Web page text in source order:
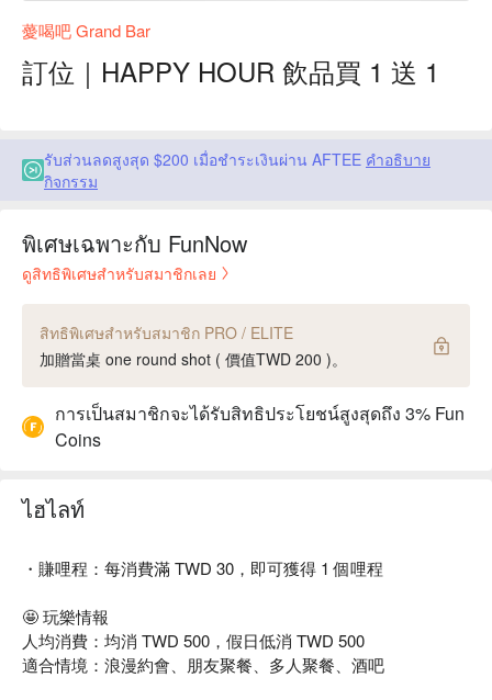
薆喝吧 Grand Bar
訂位｜HAPPY HOUR 飲品買 1 送 1
รับส่วนลดสูงสุด $200 เมื่อชำระเงินผ่าน AFTEE คำอธิบาย
กิจกรรม
พิเศษเฉพาะกับ FunNow
ดูสิทธิพิเศษสำหรับสมาชิกเลย
สิทธิพิเศษสำหรับสมาชิก PRO / ELITE
加贈當桌 one round shot ( 價值TWD 200 )。
การเป็นสมาชิกจะได้รับสิทธิประโยชน์สูงสุดถึง 3% Fun
Coins
ไฮไลท์
・賺哩程：每消費滿 TWD 30，即可獲得 1 個哩程
🤩 玩樂情報
人均消費：均消 TWD 500，假日低消 TWD 500
適合情境：浪漫約會、朋友聚餐、多人聚餐、酒吧